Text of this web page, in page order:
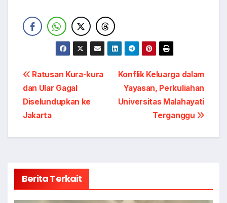
Navigasi
pos
Konflik Keluarga dalam
Yayasan, Perkuliahan
Universitas Malahayati
Terganggu
Ratusan Kura-kura
dan Ular Gagal
Diselundupkan ke
Jakarta
Berita Terkait